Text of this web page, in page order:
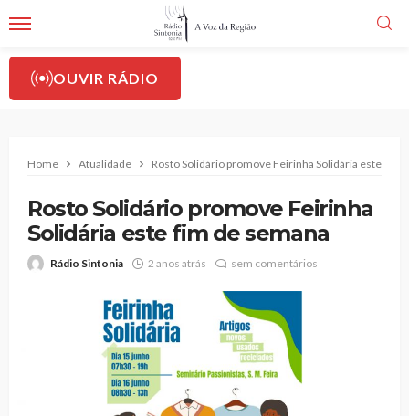
OUVIR RÁDIO
Home Atualidade Rosto Solidário promove Feirinha Solidária este fim
Rosto Solidário promove Feirinha
Solidária este fim de semana
Rádio Sintonia 2 anos atrás sem comentários